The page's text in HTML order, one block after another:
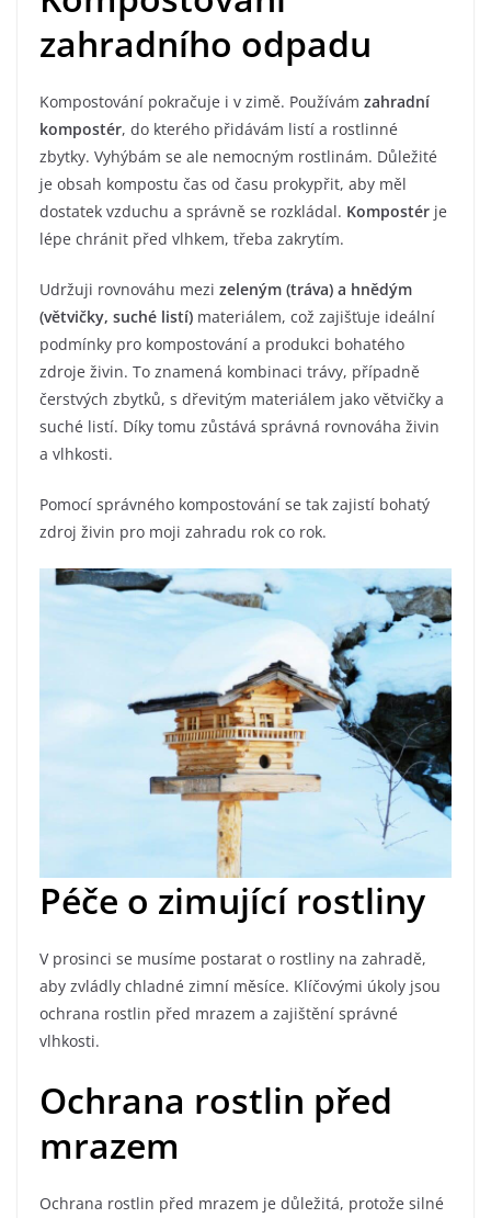
zahradního odpadu
Kompostování pokračuje i v zimě. Používám zahradní
kompostér, do kterého přidávám listí a rostlinné
zbytky. Vyhýbám se ale nemocným rostlinám. Důležité
je obsah kompostu čas od času prokypřit, aby měl
dostatek vzduchu a správně se rozkládal. Kompostér je
lépe chránit před vlhkem, třeba zakrytím.
Udržuji rovnováhu mezi zeleným (tráva) a hnědým
(větvičky, suché listí) materiálem, což zajišťuje ideální
podmínky pro kompostování a produkci bohatého
zdroje živin. To znamená kombinaci trávy, případně
čerstvých zbytků, s dřevitým materiálem jako větvičky a
suché listí. Díky tomu zůstává správná rovnováha živin
a vlhkosti.
Pomocí správného kompostování se tak zajistí bohatý
zdroj živin pro moji zahradu rok co rok.
Péče o zimující rostliny
V prosinci se musíme postarat o rostliny na zahradě,
aby zvládly chladné zimní měsíce. Klíčovými úkoly jsou
ochrana rostlin před mrazem a zajištění správné
vlhkosti.
Ochrana rostlin před
mrazem
Ochrana rostlin před mrazem je důležitá, protože silné